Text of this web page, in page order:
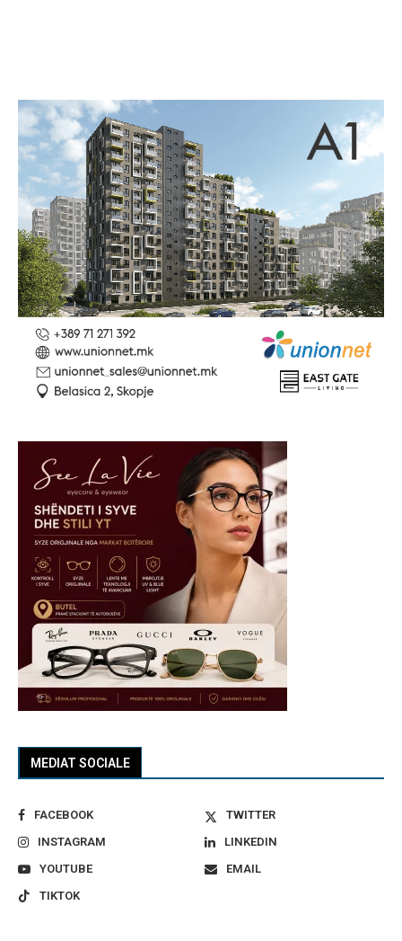
MEDIAT SOCIALE
FACEBOOK
TWITTER
INSTAGRAM
LINKEDIN
YOUTUBE
EMAIL
TIKTOK